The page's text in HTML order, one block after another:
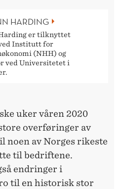
HARDING
er tilknyttet
Institutt for
(NHH) og
ved Universitetet i
uker våren 2020
overføringer av
noen av Norges rikeste
til bedriftene.
endringer i
til en historisk stor